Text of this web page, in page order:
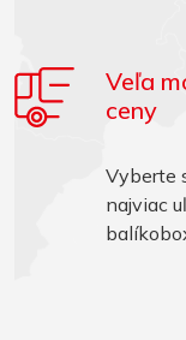
Veľa
ceny
Vyberte
najviac